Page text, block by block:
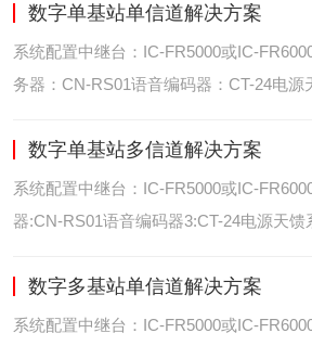
数字单基站单信道解决方案
系统配置中继台：IC-FR5000或IC-
务器：CN-RS01语音编码器：CT-24电源
位/室内定位艾可慕数字电台具备GPS数
位功能是艾可慕数字系统的标
数字单基站多信道解决方案
系统配置中继台：IC-FR5000或IC-
器:CN-RS01语音编码器3:CT-24电源天馈
室内定位艾可慕数字电台具备GPS数据上
能是艾可慕数字系统的
数字多基站单信道解决方案
系统配置中继台：IC-FR5000或IC-